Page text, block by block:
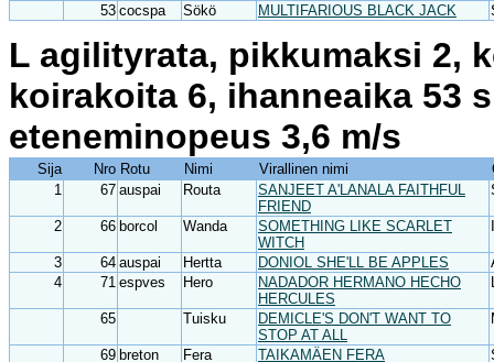
53 cocspa Sökö MULTIFARIOUS BLACK JACK
L agilityrata, pikkumaksi 2,
koirakoita 6, ihanneaika 53
eteneminopeus 3,6 m/s
Sija Nro Rotu Nimi Virallinen nimi
1
67 auspai Routa
SANJEET A'LANALA FAITHFUL
FRIEND
2 66 borcol Wanda
SOMETHING LIKE SCARLET
WITCH
3 64 auspai Hertta DONIOL SHE'LL BE APPLES
4
71 espves Hero
NADADOR HERMANO HECHO
HERCULES
65 Tuisku
DEMICLE'S DON'T WANT TO
STOP AT ALL
69 breton Fera TAIKAMÄEN FERA